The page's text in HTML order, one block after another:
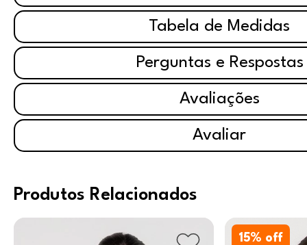
Tabela de Medidas
Perguntas e Respostas
Avaliações
Avaliar
Produtos Relacionados
15% off